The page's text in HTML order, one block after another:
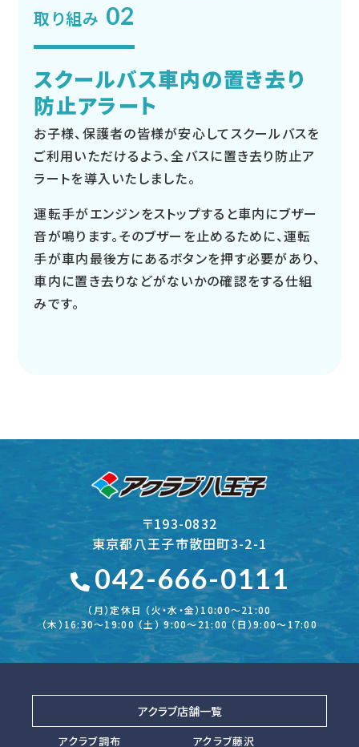
取り組み 02
スクールバス車内の置き去り
防止アラート
お子様、保護者の皆様が安心してスクールバスを
ご利用いただけるよう、全バスに置き去り防止ア
ラートを導入いたしました。
運転手がエンジンをストップすると車内にブザー
音が鳴ります。そのブザーを止めるために、運転
手が車内最後方にあるボタンを押す必要があり、
車内に置き去りなどがないかの確認をする仕組
みです。
〒193-0832
東京都八王子市散田町3-2-1
042-666-0111
（月）定休日 （火・水・金）10:00～21:00
（木）16:30〜19:00 （土） 9:00〜21:00 （日）9:00～17:00
アクラブ店舗一覧
アクラブ調布 アクラブ藤沢